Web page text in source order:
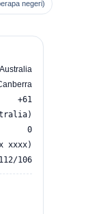
negeri)
Australia
+61
0
xxxx)
106